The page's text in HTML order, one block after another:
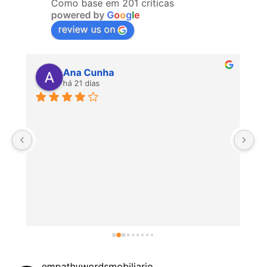
Como base em 201 críticas
powered by Google
review us on
Ana Cunha
há 21 dias